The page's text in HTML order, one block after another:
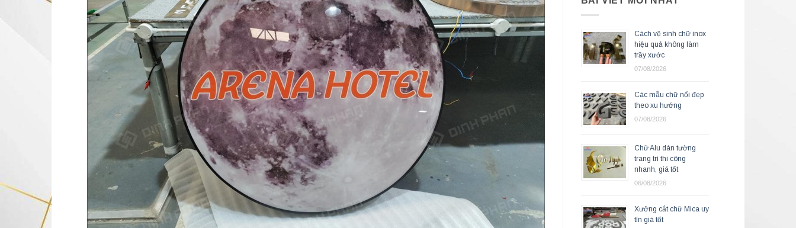
Cách vệ sinh chữ inox
hiệu quả không làm
trầy xước
07/08/2026
Các mẫu chữ nổi đẹp
theo xu hướng
07/08/2026
Chữ Alu dán tường
trang trí thi công
nhanh, giá tốt
06/08/2026
Xưởng cắt chữ Mica uy
tín giá tốt